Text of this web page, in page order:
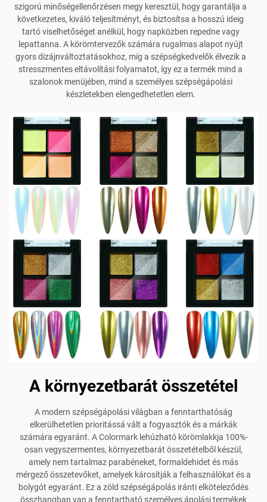
szigorú minőségellenőrzésen megy keresztül, hogy garantálja a
következetes, kiváló teljesítményt, és biztosítsa a hosszú ideig
tartó viselhetőséget anélkül, hogy napközben repedne vagy
lepattanna. A körömtervezők számára rugalmas alapot nyújt
gyors dizájnváltoztatásokhoz, míg a szépségkedvelők élvezik a
stresszmentes eltávolítási folyamatot, így ez a termék mind a
szalonok menüjében, mind a személyes szépségápolási
készletekben elengedhetetlen elem.
A környezetbarát összetétel
A modern szépségápolási világban a fenntarthatóság
elkerülhetetlen prioritássá vált a fogyasztók és a márkák
számára egyaránt. A Colormark lehúzható körömlakkja 100%-
osan vegyszermentes, környezetbarát összetételből készül,
amely nem tartalmaz parabéneket, formaldehidet és más
mérgező összetevőket, amelyek károsítják a felhasználókat és a
bolygót egyaránt. Ez a zöld szépségápolás iránti elköteleződés
összhangban van a fenntartható személyes ápolási termékek